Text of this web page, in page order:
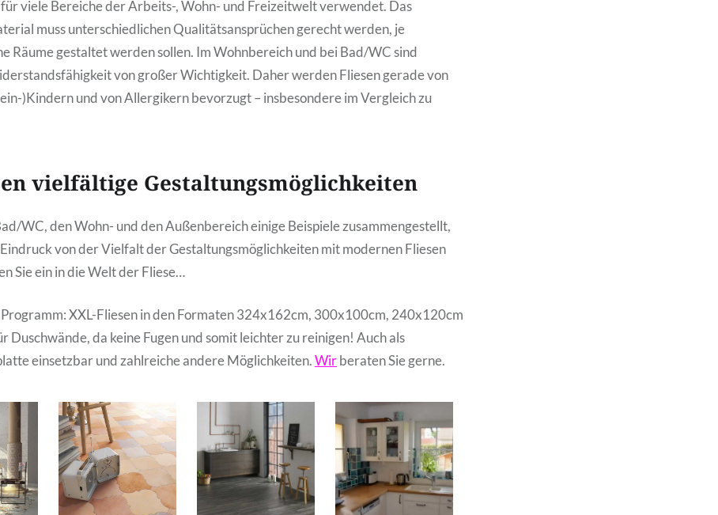
viele Bereiche der Arbeits-, Wohn- und Freizeitwelt verwendet. Das
muss unterschiedlichen Qualitätsansprüchen gerecht werden, je
Räume gestaltet werden sollen. Im Wohnbereich und bei Bad/WC sind
von großer Wichtigkeit. Daher werden Fliesen gerade von
)Kindern und von Allergikern bevorzugt – insbesondere im Vergleich zu
vielfältige Gestaltungsmöglichkeiten
WC, den Wohn- und den Außenbereich einige Beispiele zusammengestellt,
von der Vielfalt der Gestaltungsmöglichkeiten mit modernen Fliesen
Sie ein in die Welt der Fliese…
XXL-Fliesen in den Formaten 324x162cm, 300x100cm, 240x120cm
Duschwände, da keine Fugen und somit leichter zu reinigen! Auch als
einsetzbar und zahlreiche andere Möglichkeiten.Wirberaten Sie gerne.